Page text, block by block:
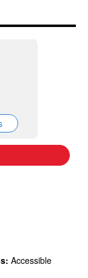
Accessible